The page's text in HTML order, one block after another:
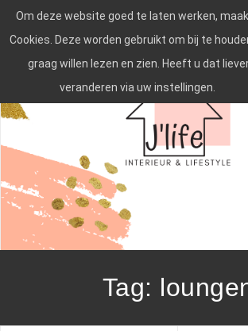
naar
inhoud
Tag:
Om deze website goed te laten werken,
Cookies. Deze worden gebruikt om bij te
graag willen lezen en zien. Heeft u dat
veranderen via uw instellingen.